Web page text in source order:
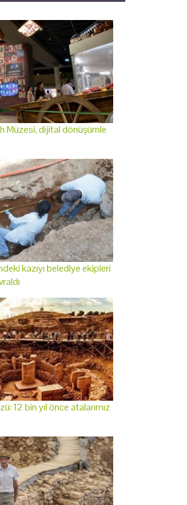
Müzesi, dijital dönüşümle
kazıyı belediye ekipleri
12 bin yıl önce atalarımız